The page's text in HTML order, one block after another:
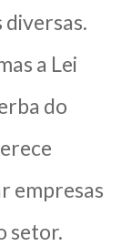
diversas.
a Lei
do
empresas
setor.